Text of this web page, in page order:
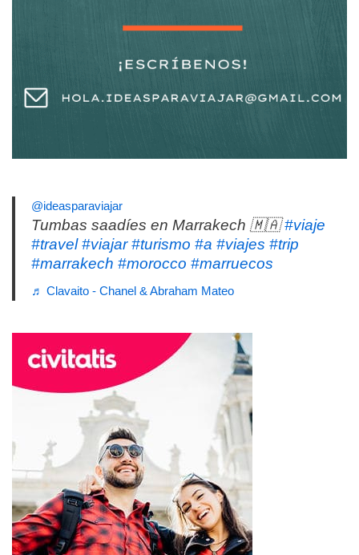
@ideasparaviajar
Tumbas saadíes en Marrakech 🇲🇦#viaje
#travel #viajar #turismo #a #viajes #trip
#marrakech #morocco #marruecos
♬ Clavaito - Chanel & Abraham Mateo